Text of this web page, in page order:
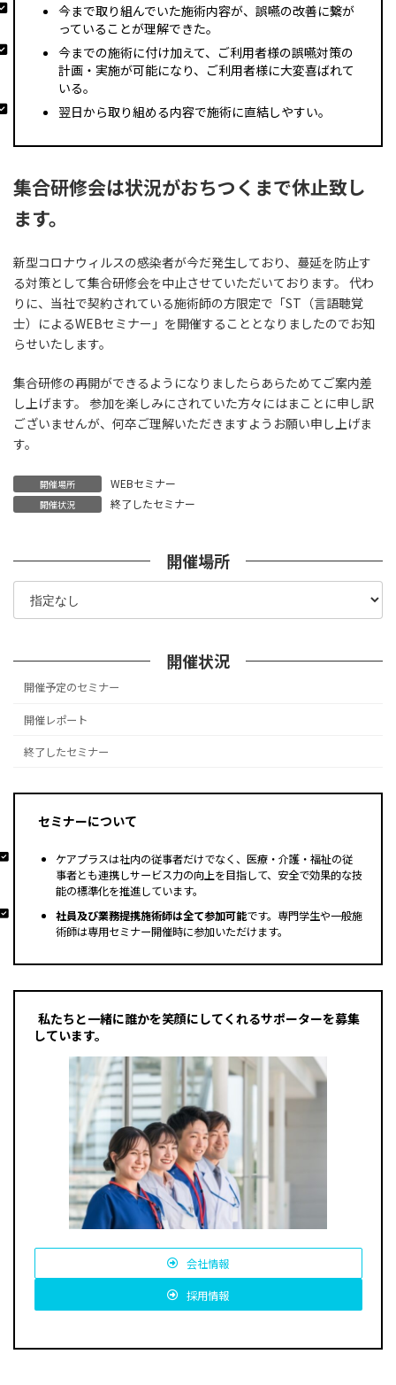
今まで取り組んでいた施術内容が、誤嚥の改善に繋が
っていることが理解できた。
今までの施術に付け加えて、ご利用者様の誤嚥対策の
計画・実施が可能になり、ご利用者様に大変喜ばれて
いる。
翌日から取り組める内容で施術に直結しやすい。
集合研修会は状況がおちつくまで休止致し
ます。
新型コロナウィルスの感染者が今だ発生しており、蔓延を防止す
る対策として集合研修会を中止させていただいております。 代わ
りに、当社で契約されている施術師の方限定で「ST（言語聴覚
士）によるWEBセミナー」を開催することとなりましたのでお知
らせいたします。
集合研修の再開ができるようになりましたらあらためてご案内差
し上げます。 参加を楽しみにされていた方々にはまことに申し訳
ございませんが、何卒ご理解いただきますようお願い申し上げま
す。
開催場所 WEBセミナー
開催状況 終了したセミナー
開催場所
開催状況
開催予定のセミナー
開催レポート
終了したセミナー
セミナーについて
ケアプラスは社内の従事者だけでなく、医療・介護・福祉の従
事者とも連携しサービス力の向上を目指して、安全で効果的な技
能の標準化を推進しています。
社員及び業務提携施術師は全て参加可能です。専門学生や一般施
術師は専用セミナー開催時に参加いただけます。
私たちと一緒に誰かを笑顔にしてくれるサポーターを募集
しています。
会社情報
採用情報
募集求人はこちら